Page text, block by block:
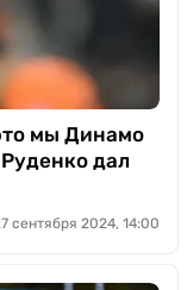
мы Динамо
дал
сентября 2024, 14:00